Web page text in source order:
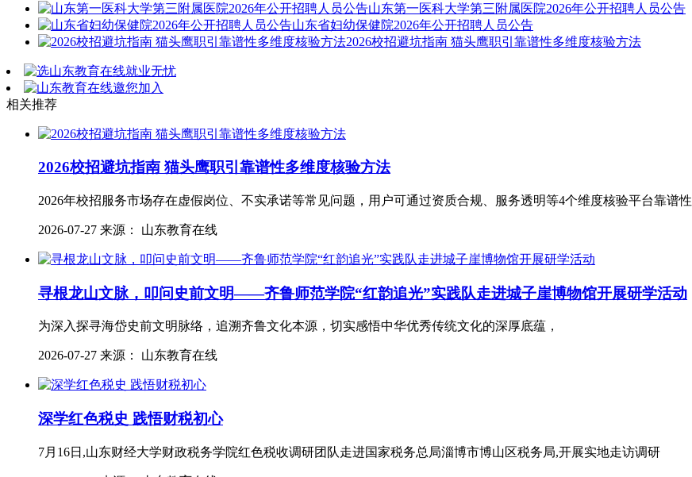
山东第一医科大学第三附属医院2026年公开招聘人员公告
山东省妇幼保健院2026年公开招聘人员公告
2026校招避坑指南 猫头鹰职引靠谱性多维度核验方法
相关推荐
2026校招避坑指南 猫头鹰职引靠谱性多维度核验方法
2026年校招服务市场存在虚假岗位、不实承诺等常见问题，用户可通过资质合规、服务透明等4个维度核验平台靠谱性
2026-07-27 来源： 山东教育在线
寻根龙山文脉，叩问史前文明——齐鲁师范学院“红韵追光”实践队走进城子崖博物馆开展研学活动
为深入探寻海岱史前文明脉络，追溯齐鲁文化本源，切实感悟中华优秀传统文化的深厚底蕴，
2026-07-27 来源： 山东教育在线
深学红色税史 践悟财税初心
7月16日,山东财经大学财政税务学院红色税收调研团队走进国家税务总局淄博市博山区税务局,开展实地走访调研